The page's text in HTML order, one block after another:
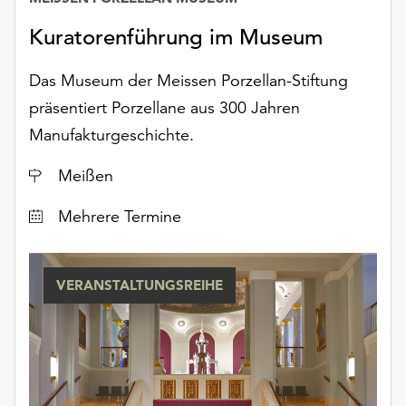
Kuratorenführung im Museum
Das Museum der Meissen Porzellan-Stiftung
präsentiert Porzellane aus 300 Jahren
Manufakturgeschichte.
Ort
Meißen
DatumMehrere Termine
VERANSTALTUNGSREIHE